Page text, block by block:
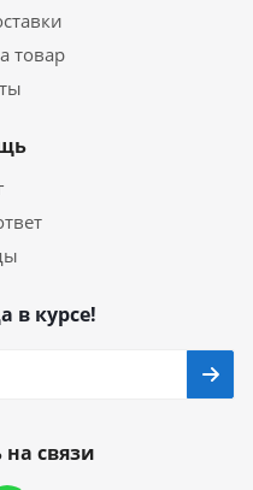
товар
в курсе!
на связи